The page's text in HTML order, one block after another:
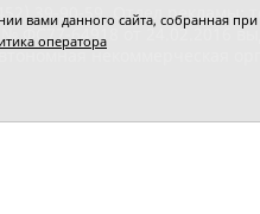
39-90-59. Отдел рекламы:
ФС77-64918 от 24.02.2016
некоммерческая
вами данного сайта, собранная
оператора